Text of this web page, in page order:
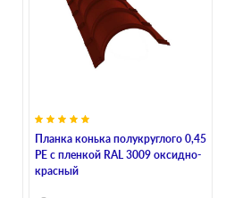
Планка конька полукруглого 0,45
PE с пленкой RAL 3009 оксидно-
красный